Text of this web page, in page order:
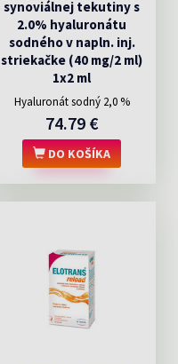
synoviálnej tekutiny s
2.0% hyaluronátu
sodného v napln. inj.
striekačke (40 mg/2 ml)
1x2 ml
Hyaluronát sodný 2,0 %
74.79 €
DO KOŠÍKA